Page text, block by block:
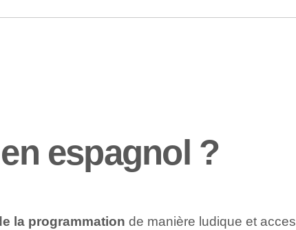
espagnol ?
la programmation ‌de manière ludique et